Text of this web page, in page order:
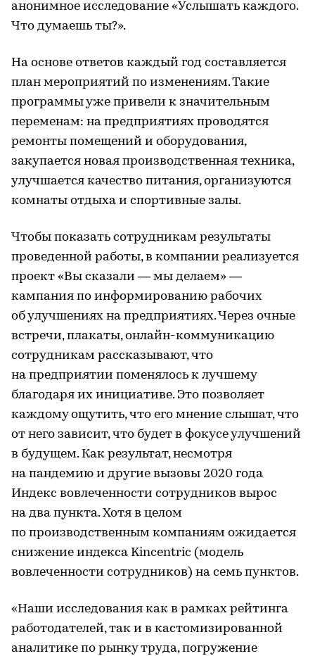
анонимное исследование «Услышать каждого.
Что думаешь ты?».
На основе ответов каждый год составляется
план мероприятий по изменениям. Такие
программы уже привели к значительным
переменам: на предприятиях проводятся
ремонты помещений и оборудования,
закупается новая производственная техника,
улучшается качество питания, организуются
комнаты отдыха и спортивные залы.
Чтобы показать сотрудникам результаты
проведенной работы, в компании реализуется
проект «Вы сказали — мы делаем» —
кампания по информированию рабочих
об улучшениях на предприятиях. Через очные
встречи, плакаты, онлайн-коммуникацию
сотрудникам рассказывают, что
на предприятии поменялось к лучшему
благодаря их инициативе. Это позволяет
каждому ощутить, что его мнение слышат, что
от него зависит, что будет в фокусе улучшений
в будущем. Как результат, несмотря
на пандемию и другие вызовы 2020 года
Индекс вовлеченности сотрудников вырос
на два пункта. Хотя в целом
по производственным компаниям ожидается
снижение индекса Kincentric (модель
вовлеченности сотрудников) на семь пунктов.
«Наши исследования как в рамках рейтинга
работодателей, так и в кастомизированной
аналитике по рынку труда, погружение